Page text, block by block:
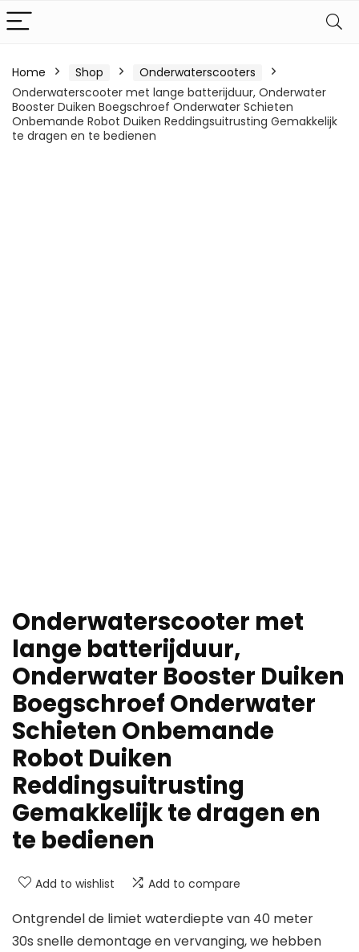
Home Shop
Onderwaterscooters
Onderwaterscooter met lange batterijduur, Onderwater
Booster Duiken Boegschroef Onderwater Schieten
Onbemande Robot Duiken Reddingsuitrusting Gemakkelijk
te dragen en te bedienen
Onderwaterscooter met
lange batterijduur,
Onderwater Booster Duiken
Boegschroef Onderwater
Schieten Onbemande
Robot Duiken
Reddingsuitrusting
Gemakkelijk te dragen en
te bedienen
Add to wishlist Add to compare
Ontgrendel de limiet waterdiepte van 40 meter
30s snelle demontage en vervanging, we hebben